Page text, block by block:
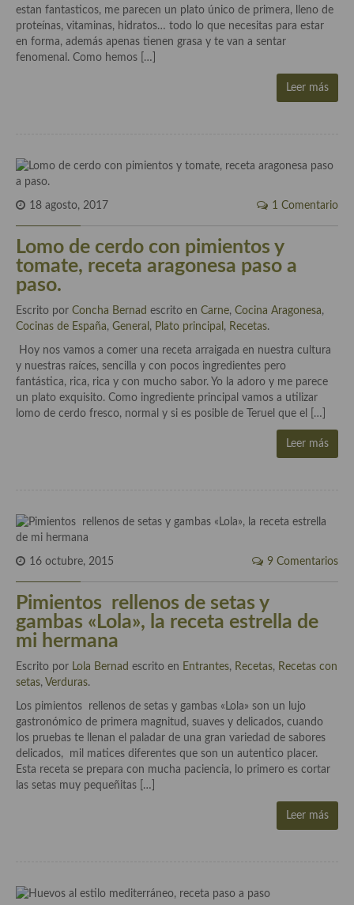
Cocina Azerí (Azerbaiyán)
Cocina de Egipto
Cocina Japonesa
Cocina Vietnamita
Cocina Coreana
Cocina China
Cocina del Pacifico
Cocina filipina
Cocina Sudafrinaca
Cocina Sefardí
Cocina Yoshoku
Cocina callejera
Cocina fusión
Cocinas de España
Cocina Andaluza
Cocina Aragonesa
Cocina Castellana
estan fantasticos, me parecen un plato único de primera, lleno de
proteínas, vitaminas, hidratos… todo lo que necesitas para estar
en forma, además apenas tienen grasa y te van a sentar
fenomenal. Como hemos […]
Leer más
18 agosto, 2017 1 Comentario
Lomo de cerdo con pimientos y
tomate, receta aragonesa paso a
paso.
Escrito por Concha Bernad escrito en Carne, Cocina Aragonesa,
Cocinas de España, General , Plato principal , Recetas.
Hoy nos vamos a comer una receta arraigada en nuestra cultura
y nuestras raíces, sencilla y con pocos ingredientes pero
fantástica, rica, rica y con mucho sabor. Yo la adoro y me parece
un plato exquisito. Como ingrediente principal vamos a utilizar
lomo de cerdo fresco, normal y si es posible de Teruel que el […]
Leer más
16 octubre, 2015 9 Comentarios
Pimientos rellenos de setas y
gambas «Lola», la receta estrella de
mi hermana
Escrito por Lola Bernad escrito en Entrantes, Recetas, Recetas con
setas, Verduras.
Los pimientos rellenos de setas y gambas «Lola» son un lujo
gastronómico de primera magnitud, suaves y delicados, cuando
los pruebas te llenan el paladar de una gran variedad de sabores
delicados, mil matices diferentes que son un autentico placer.
Esta receta se prepara con mucha paciencia, lo primero es cortar
las setas muy pequeñitas […]
Leer más